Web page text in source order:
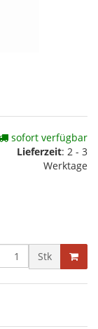
sofort verfügbar
Lieferzeit: 2 - 3
Werktage
Stk